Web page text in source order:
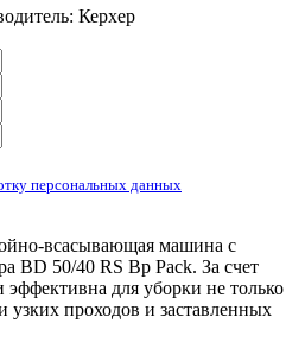
Керхер
персональных данных
всасывающая машина с
BD 50/40 RS Bp Pack. За счет
для уборки не только
проходов и заставленных